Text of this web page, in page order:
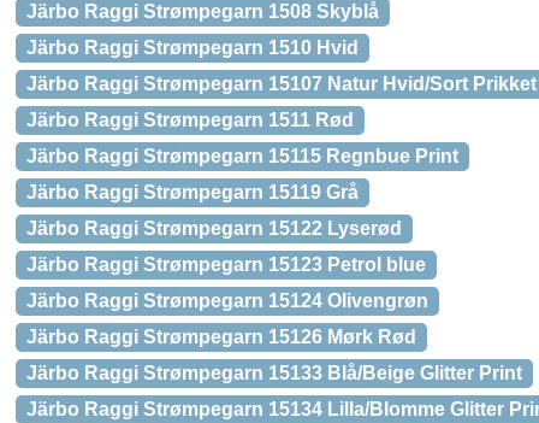
Järbo Raggi Strømpegarn 1508 Skyblå
Järbo Raggi Strømpegarn 1510 Hvid
Järbo Raggi Strømpegarn 15107 Natur Hvid/Sort
Järbo Raggi Strømpegarn 1511 Rød
Järbo Raggi Strømpegarn 15115 Regnbue Print
Järbo Raggi Strømpegarn 15119 Grå
Järbo Raggi Strømpegarn 15122 Lyserød
Järbo Raggi Strømpegarn 15123 Petrol blue
Järbo Raggi Strømpegarn 15124 Olivengrøn
Järbo Raggi Strømpegarn 15126 Mørk Rød
Järbo Raggi Strømpegarn 15133 Blå/Beige Glitter Print
Järbo Raggi Strømpegarn 15134 Lilla/Blomme Glitter